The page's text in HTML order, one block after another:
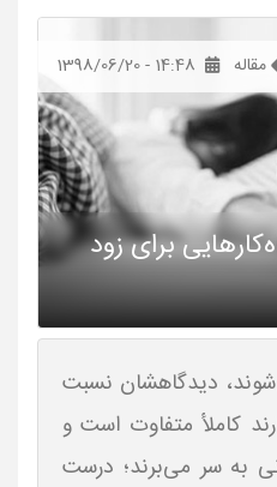
برای زود
مقاله 1398/06/20 - 14:48
دیدگاهشان نسبت
کاملأ متفاوت است و
به سر می‌برند؛ درست